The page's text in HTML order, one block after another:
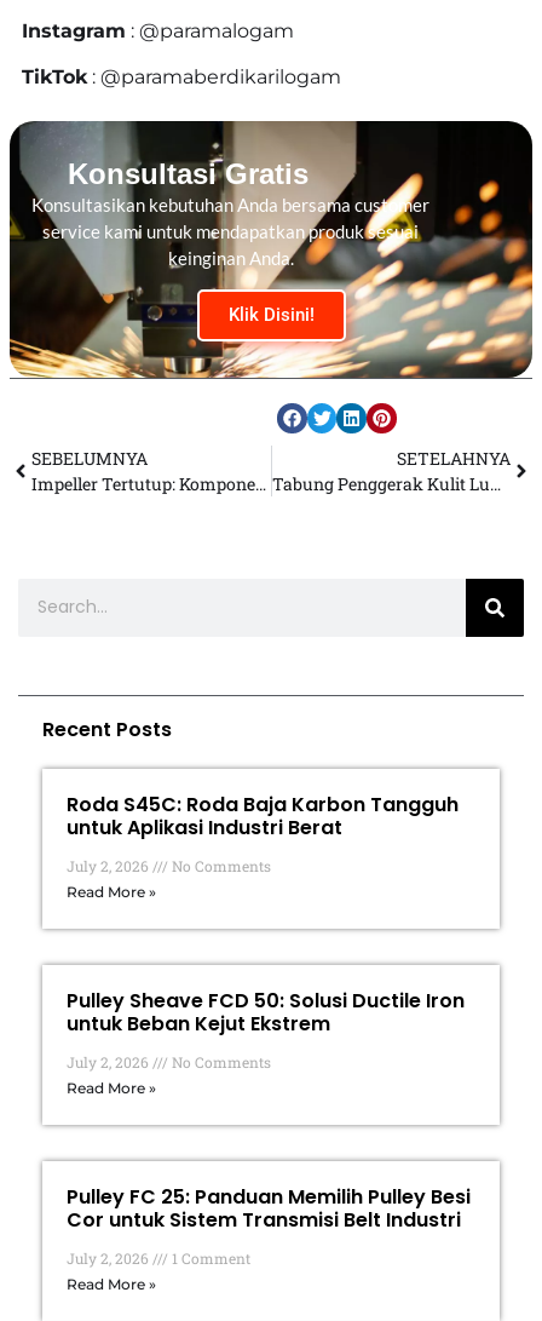
Instagram : @paramalogam
TikTok: @paramaberdikarilogam
Konsultasi Gratis
Konsultasikan kebutuhan Anda bersama customer
service kami untuk mendapatkan produk sesuai
keinginan Anda.
Klik Disini!
SEBELUMNYA
Impeller Tertutup: Komponen Penting untuk Efisiensi Pompa
SETELAHNYA
Tabung Penggerak Kulit Lumpia: Komponen Vital dalam Produksi Kulit Lumpia Berkualitas
Recent Posts
Roda S45C: Roda Baja Karbon Tangguh
untuk Aplikasi Industri Berat
July 2, 2026 No Comments
Read More »
Pulley Sheave FCD 50: Solusi Ductile Iron
untuk Beban Kejut Ekstrem
July 2, 2026 No Comments
Read More »
Pulley FC 25: Panduan Memilih Pulley Besi
Cor untuk Sistem Transmisi Belt Industri
July 2, 2026 1 Comment
Read More »